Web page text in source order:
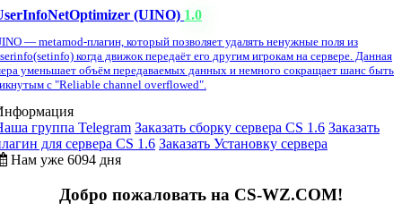
(UINO) 1.0
— metamod-плагин, который позволяет удалять ненужные поля из
когда движок передаёт его другим игрокам на сервере. Данная
уменьшает объём передаваемых данных и немного сокращает шанс быть
с "Reliable channel overflowed".
группа Telegram Заказать сборку сервера CS 1.6 Заказать
для сервера CS 1.6 Заказать Установку сервера
Нам уже 6094 дня
Добро пожаловать на CS-WZ.COM!